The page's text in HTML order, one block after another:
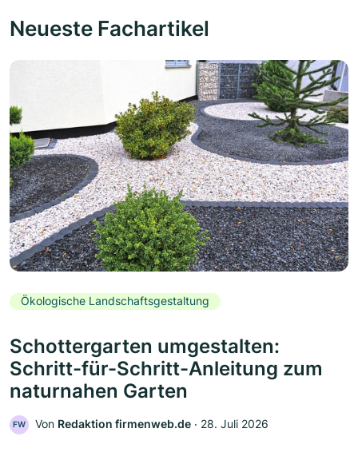
Neueste Fachartikel
Ökologische Landschaftsgestaltung
Schottergarten umgestalten:
Schritt-für-Schritt-Anleitung zum
naturnahen Garten
FW Von Redaktion firmenweb.de ‧ 28. Juli 2026